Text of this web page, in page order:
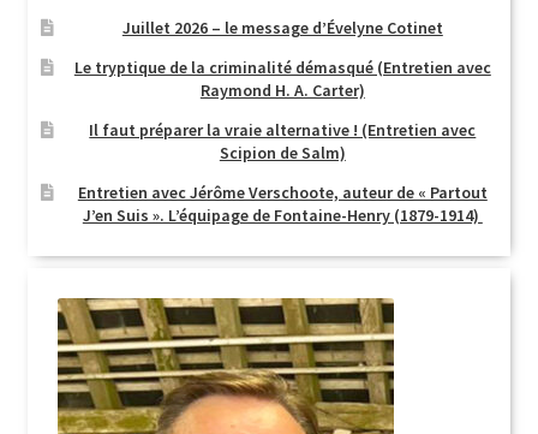
Juillet 2026 – le message d’Évelyne Cotinet
Le tryptique de la criminalité démasqué (Entretien avec
Raymond H. A. Carter)
Il faut préparer la vraie alternative ! (Entretien avec
Scipion de Salm)
Entretien avec Jérôme Verschoote, auteur de « Partout
J’en Suis ». L’équipage de Fontaine-Henry (1879-1914)